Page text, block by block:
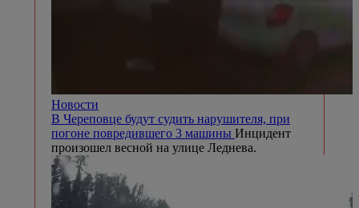
Новости
В Череповце будут судить нарушителя, при
погоне повредившего 3 машины Инцидент
произошел весной на улице Леднева.